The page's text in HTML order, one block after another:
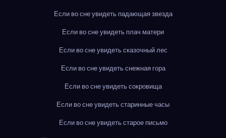
Если во сне увидеть падающая звезда
Если во сне увидеть плач матери
Если во сне увидеть сказочный лес
Если во сне увидеть снежная гора
Если во сне увидеть сокровища
Если во сне увидеть старинные часы
Если во сне увидеть старое письмо